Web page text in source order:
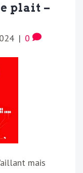
plait –
| 0
mais